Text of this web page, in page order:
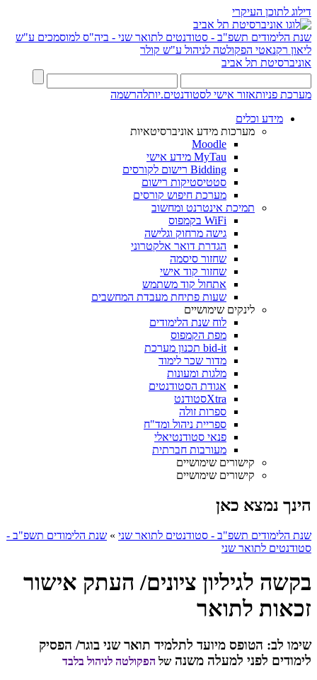
דילוג לתוכן העיקרי
שנת הלימודים תשפ"ב - סטודנטים לתואר שני - ביה"ס למוסמכים ע"ש
ליאון רקנאטי הפקולטה לניהול ע"ש קולר
אוניברסיטת תל אביב
מערכת פניותאזור אישי לסטודנטים.יותלהרשמה
מידע וכלים
מערכות מידע אוניברסיטאיות
Moodle
MyTau מידע אישי
Bidding רישום לקורסים
סטטיסטיקות רישום
מערכת חיפוש קורסים
תמיכת אינטרנט ומחשוב
WiFi בקמפוס
גישה מרחוק וגלישה
הגדרת דואר אלקטרוני
שחזור סיסמה
שחזור קוד אישי
אתחול קוד משתמש
שעות פתיחת מעבדת המחשבים
לינקים שימושיים
לוח שנת הלימודים
מפת הקמפוס
bid-it תכנון מערכת
מדור שכר לימוד
מלגות ומעונות
אגודת הסטודנטים
Xtraסטודנט
ספרות זולה
ספריית ניהול ומד"ח
פנאי סטודנטיאלי
מעורבות חברתית
קישורים שימושיים
קישורים שימושיים
הינך נמצא כאן
שנת הלימודים תשפ"ב - סטודנטים לתואר שני » שנת הלימודים תשפ"ב -
סטודנטים לתואר שני
בקשה לגיליון ציונים/ העתק אישור
זכאות לתואר
שימו לב: הטופס מיועד לתלמיד תואר שני בוגר/ הפסיק
לימודים לפני למעלה משנה של הפקולטה לניהול בלבד